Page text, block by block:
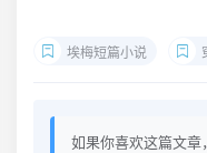
埃梅短篇小说
如果你喜欢这篇文